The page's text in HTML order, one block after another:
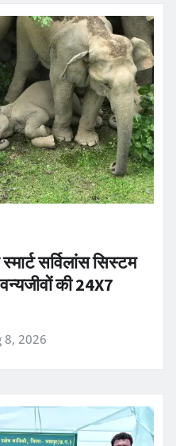
सर्विलांस सिस्टम
की 24X7
8, 2026